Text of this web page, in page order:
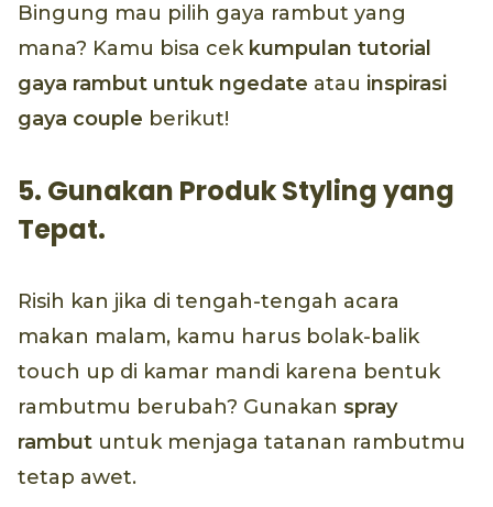
Bingung mau pilih gaya rambut yang
mana? Kamu bisa cek kumpulan tutorial
gaya rambut untuk ngedate atau inspirasi
gaya couple berikut!
5. Gunakan Produk Styling yang
Tepat.
Risih kan jika di tengah-tengah acara
makan malam, kamu harus bolak-balik
touch up di kamar mandi karena bentuk
rambutmu berubah? Gunakan spray
rambut untuk menjaga tatanan rambutmu
tetap awet.